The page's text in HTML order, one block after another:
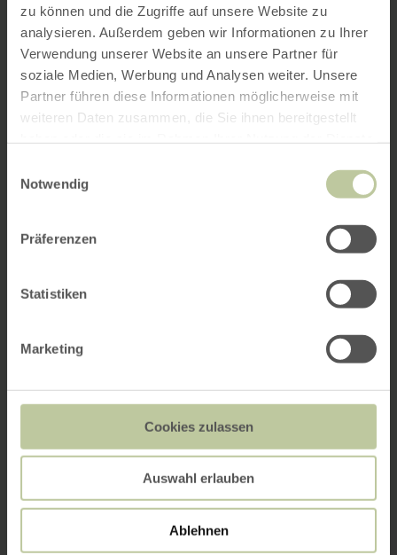
zu können und die Zugriffe auf unsere Website zu
analysieren. Außerdem geben wir Informationen zu Ihrer
Verwendung unserer Website an unsere Partner für
soziale Medien, Werbung und Analysen weiter. Unsere
Partner führen diese Informationen möglicherweise mit
weiteren Daten zusammen, die Sie ihnen bereitgestellt
Notwendig
Präferenzen
Statistiken
Marketing
Cookies zulassen
Auswahl erlauben
Ablehnen